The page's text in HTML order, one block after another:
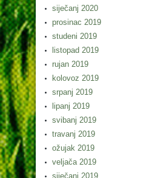
siječanj 2020
prosinac 2019
studeni 2019
listopad 2019
rujan 2019
kolovoz 2019
srpanj 2019
lipanj 2019
svibanj 2019
travanj 2019
ožujak 2019
veljača 2019
siječanj 2019